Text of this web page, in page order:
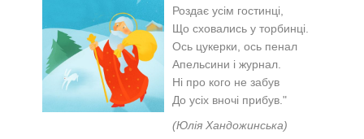
Роздає усім гостинці,
Що сховались у торбинці.
Ось цукерки, ось пенал
Апельсини і журнал.
Ні про кого не забув
До усіх вночі прибув."
(Юлія Хандожинська)